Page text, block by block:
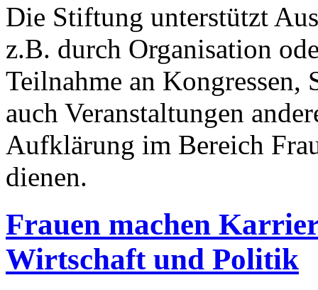
Die Stiftung unterstützt
z.B. durch Organisation
Teilnahme an Kongressen,
auch Veranstaltungen
Aufklärung im Bereich
dienen.
Frauen machen
Wirtschaft und Politik